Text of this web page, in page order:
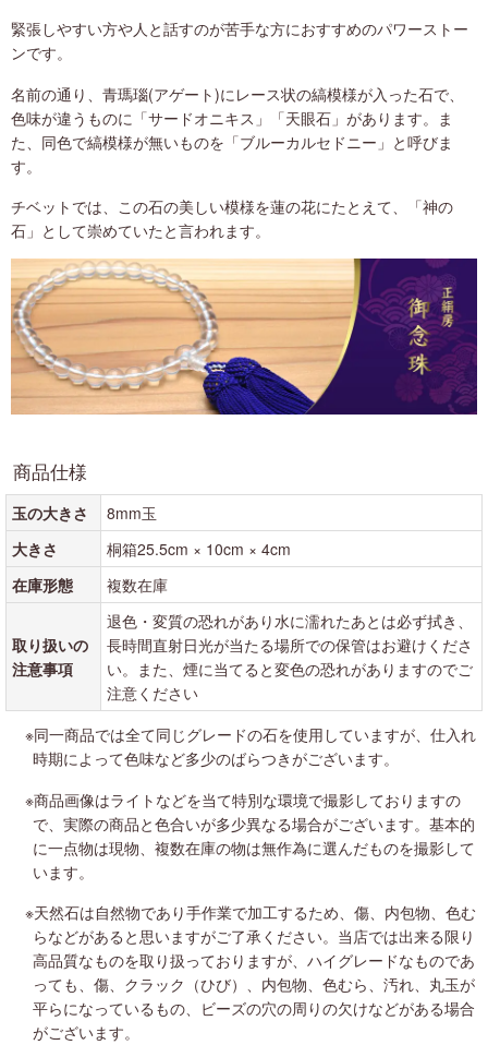
緊張しやすい方や人と話すのが苦手な方におすすめのパワーストー
ンです。
名前の通り、青瑪瑙(アゲート)にレース状の縞模様が入った石で、
色味が違うものに「サードオニキス」「天眼石」があります。ま
た、同色で縞模様が無いものを「ブルーカルセドニー」と呼びま
す。
チベットでは、この石の美しい模様を蓮の花にたとえて、「神の
石」として崇めていたと言われます。
商品仕様
玉の大きさ
8mm玉
大きさ
桐箱25.5cm × 10cm × 4cm
在庫形態
複数在庫
取り扱いの
注意事項
退色・変質の恐れがあり水に濡れたあとは必ず拭き、
長時間直射日光が当たる場所での保管はお避けくださ
い。また、煙に当てると変色の恐れがありますのでご
注意ください
※同一商品では全て同じグレードの石を使用していますが、仕入れ
時期によって色味など多少のばらつきがございます。
※商品画像はライトなどを当て特別な環境で撮影しておりますの
で、実際の商品と色合いが多少異なる場合がございます。基本的
に一点物は現物、複数在庫の物は無作為に選んだものを撮影して
います。
※天然石は自然物であり手作業で加工するため、傷、内包物、色む
らなどがあると思いますがご了承ください。当店では出来る限り
高品質なものを取り扱っておりますが、ハイグレードなものであ
っても、傷、クラック（ひび）、内包物、色むら、汚れ、丸玉が
平らになっているもの、ビーズの穴の周りの欠けなどがある場合
がございます。